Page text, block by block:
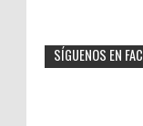
SÍGUENOS EN